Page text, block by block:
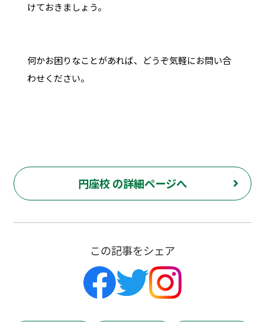
けておきましょう。
何かお困りなことがあれば、どうぞ気軽にお問い合
わせください。
円座校 の詳細ページへ
この記事をシェア